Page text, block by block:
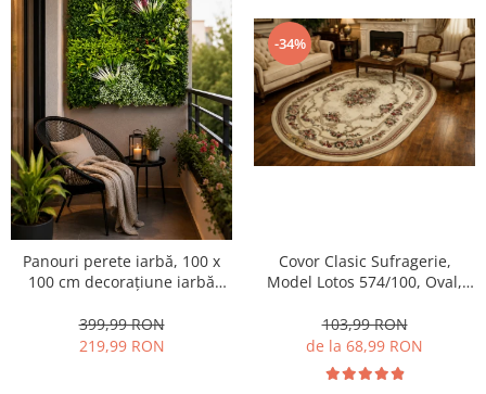
Panouri perete iarbă, 100 x
100 cm decorațiune iarbă
Bellin B017,
Balcon/Gard/Restaurat/Hotel,
399,99 RON
219,99 RON
-34%
Covor Clasic Sufragerie,
Model Lotos 574/100, Oval,
103,99 RON
de la 68,99 RON